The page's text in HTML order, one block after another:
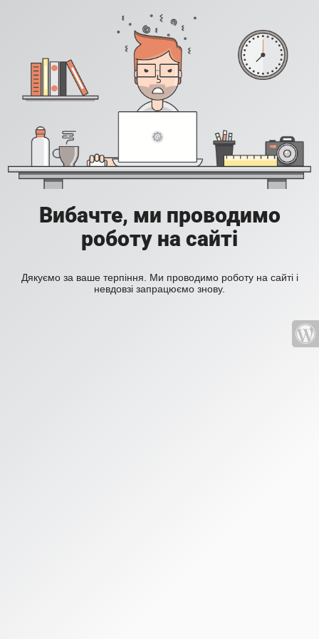
Вибачте, ми проводимо
роботу на сайті
Дякуємо за ваше терпіння. Ми проводимо роботу на сайті і
невдовзі запрацюємо знову.